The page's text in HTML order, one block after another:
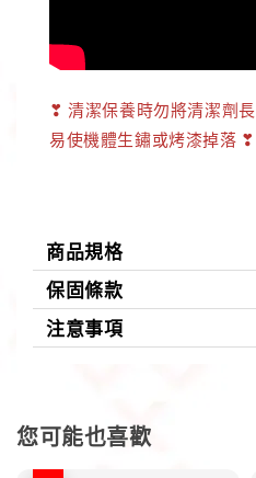
❣ 清潔保養時勿將清潔劑
易使機體生鏽或烤漆掉落 ❣
商品規格
保固條款
注意事項
您可能也喜歡